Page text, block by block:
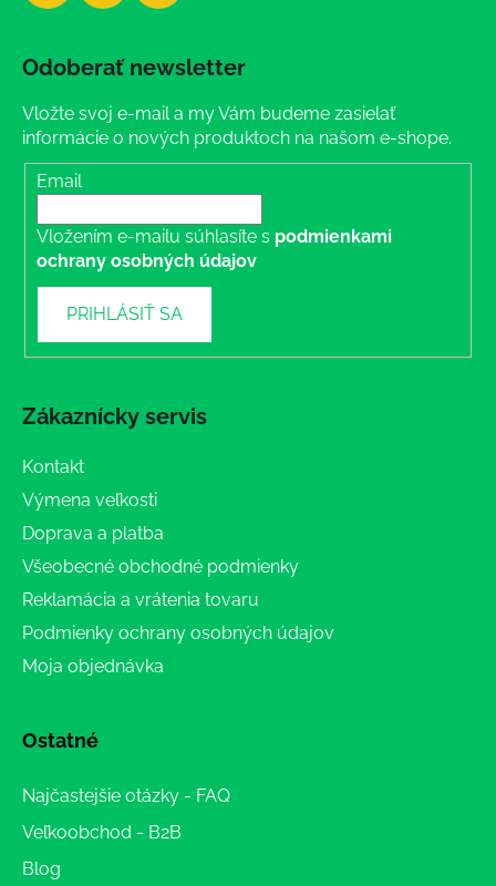
Odoberať newsletter
Vložte svoj e-mail a my Vám budeme zasielať
informácie o nových produktoch na našom e-shope.
Email
Vložením e-mailu súhlasíte s podmienkami
ochrany osobných údajov
PRIHLÁSIŤ SA
Zákaznícky servis
Kontakt
Výmena veľkosti
Doprava a platba
Všeobecné obchodné podmienky
Reklamácia a vrátenia tovaru
Podmienky ochrany osobných údajov
Moja objednávka
Ostatné
Najčastejšie otázky - FAQ
Veľkoobchod - B2B
Blog